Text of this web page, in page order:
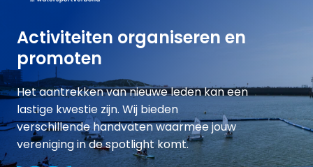
Activiteiten organiseren en
promoten
Het aantrekken van nieuwe leden kan een
lastige kwestie zijn. Wij bieden
verschillende handvaten waarmee jouw
vereniging in de spotlight komt.